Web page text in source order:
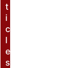
t
i
c
l
e
s